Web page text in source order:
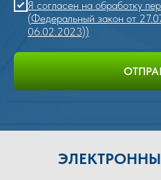
Я согласен на обработку
(Федеральный закон от
06.02.2023))